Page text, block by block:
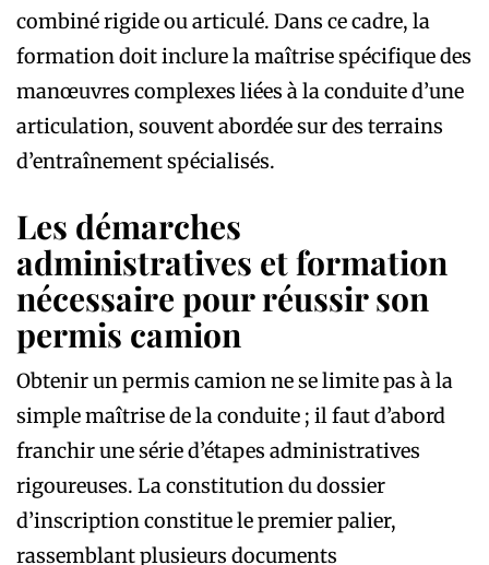
combiné rigide ou articulé. Dans ce cadre, la
formation doit inclure la maîtrise spécifique des
manœuvres complexes liées à la conduite d’une
articulation, souvent abordée sur des terrains
d’entraînement spécialisés.
Les démarches
administratives et formation
nécessaire pour réussir son
permis camion
Obtenir un permis camion ne se limite pas à la
simple maîtrise de la conduite ; il faut d’abord
franchir une série d’étapes administratives
rigoureuses. La constitution du dossier
d’inscription constitue le premier palier,
rassemblant plusieurs documents